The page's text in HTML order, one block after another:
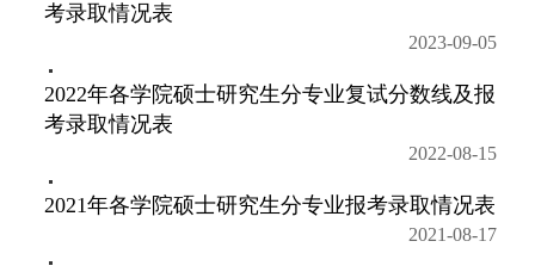
考录取情况表
2023-09-05
2022年各学院硕士研究生分专业复试分数线及报
考录取情况表
2022-08-15
2021年各学院硕士研究生分专业报考录取情况表
2021-08-17